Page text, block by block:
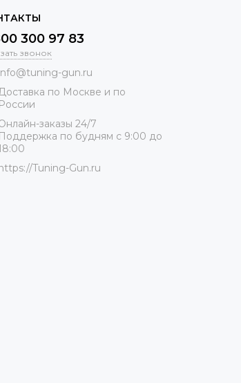
300 97 83
звонок
gun.ru
по Москве и по
России
заказы 24/7
Поддержка по будням с 9:00 до
Tuning-Gun.ru